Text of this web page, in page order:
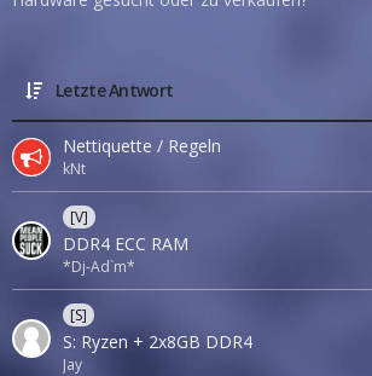
Letzte Antwort
Nettiquette / Regeln
kNt
[V]
DDR4 ECC RAM
*Dj-Ad`m*
[S]
S: Ryzen + 2x8GB DDR4
Jay